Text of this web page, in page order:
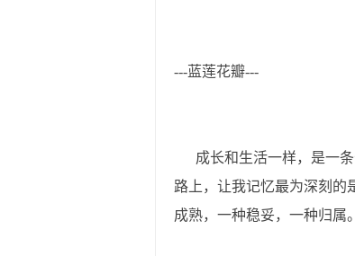
---蓝莲花瓣---
成长和生活一样，是一条
路上，让我记忆最为深刻的
成熟，一种稳妥，一种归属